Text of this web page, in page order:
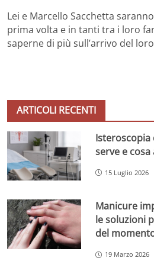
Lei e Marcello Sacchetta
prima volta e in tanti tra i loro
saperne di più sull’arrivo del
ARTICOLI RECENTI
Isteroscopia
serve e
15 Luglio 2026
Manicure
le soluzioni
del
19 Marzo 2026